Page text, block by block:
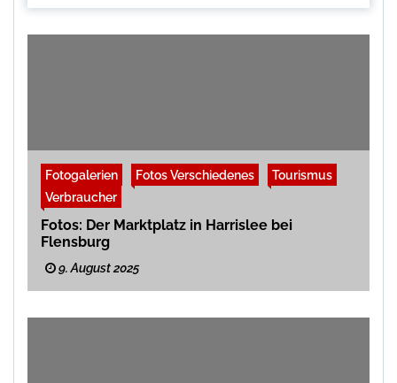
Fotogalerien Fotos Verschiedenes
Tourismus
Verbraucher
Fotos: Der Marktplatz in Harrislee bei
Flensburg
9. August 2025